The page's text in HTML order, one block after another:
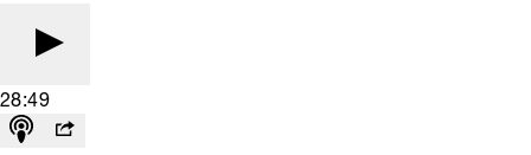
28:49